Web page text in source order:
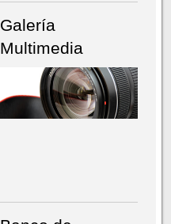
Galería
Multimedia